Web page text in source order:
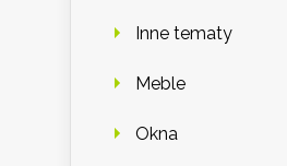
Inne tematy
Meble
Okna